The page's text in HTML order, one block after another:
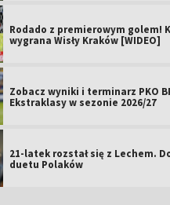
Rodado z premierowym golem!
wygrana Wisły Kraków [WIDEO]
Zobacz wyniki i terminarz PKO
Ekstraklasy w sezonie 2026/27
21-latek rozstał się z Lechem.
duetu Polaków